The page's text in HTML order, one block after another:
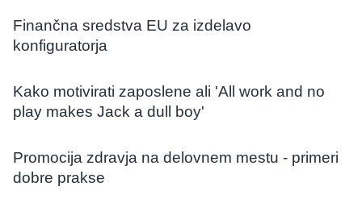
Finančna sredstva EU za izdelavo
konfiguratorja
Kako motivirati zaposlene ali 'All work and no
play makes Jack a dull boy'
Promocija zdravja na delovnem mestu - primeri
dobre prakse